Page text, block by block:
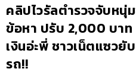
คลิปไวรัลตำรวจจับหนุ่
ข้อหา ปรับ 2,000 บาท
เงินอ่ะพี่ ชาวเน็ตแซวยั
รถ!!